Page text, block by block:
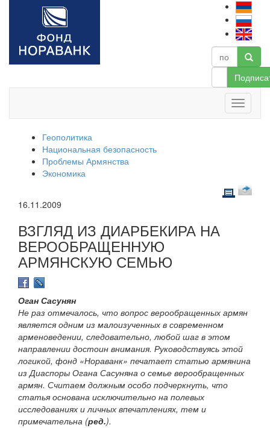
Геополитика
Национальная безопасность
Проблемы Армянства
Экономика
16.11.2009
ВЗГЛЯД ИЗ ДИАРБЕКИРА НА
ВЕРООБРАЩЕННУЮ
АРМЯНСКУЮ СЕМЬЮ
Оган Сасунян
Не раз отмечалось, что вопрос верообращенных армян
является одним из малоизученных в современном
арменоведении, следовательно, любой шаг в этом
направлении достоин внимания. Руководствуясь этой
логикой, фонд «Нораванк» печатает статью армянина
из Диаспоры Огана Сасуняна о семье верообращенных
армян. Считаем должным особо подчеркнуть, что
статья основана исключительно на полевых
исследованиях и личных впечатлениях, тем и
примечательна (ред.).